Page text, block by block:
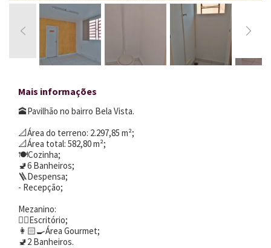
Mais informações
🕋Pavilhão no bairro Bela Vista.
📐Área do terreno: 2.297,85 m²;
📐Área total: 582,80 m²;
🍽️Cozinha;
🚽6 Banheiros;
🪜Despensa;
- Recepção;
Mezanino:
✍🏻Escritório;
👩🏻‍🍳Área Gourmet;
🚽2 Banheiros.